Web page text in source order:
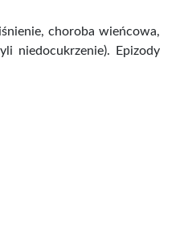
choroba wieńcowa,
niedocukrzenie). Epizody